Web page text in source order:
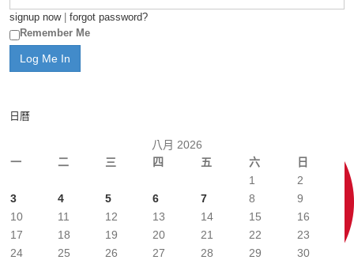
signup now| forgot password?
Remember Me
日曆
八月 2026
一
二 三 四 五 六 日
1
2
3
4 5 6 7 8
9
10
11 12 13 14 15
16
17
18 19 20 21 22
23
24
25 26 27 28 29
30